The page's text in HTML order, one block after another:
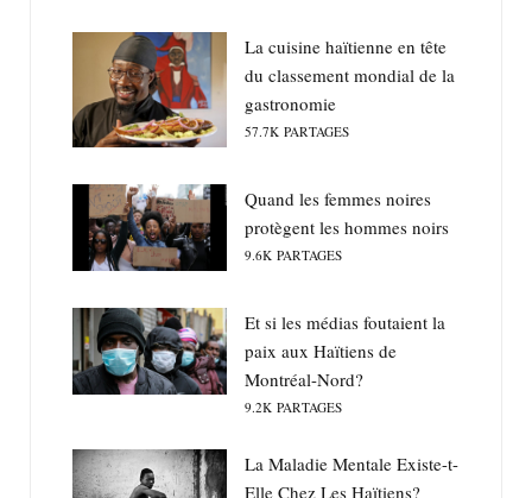
La cuisine haïtienne en tête
du classement mondial de la
gastronomie
57.7K PARTAGES
Quand les femmes noires
protègent les hommes noirs
9.6K PARTAGES
Et si les médias foutaient la
paix aux Haïtiens de
Montréal-Nord?
9.2K PARTAGES
La Maladie Mentale Existe-t-
Elle Chez Les Haïtiens?